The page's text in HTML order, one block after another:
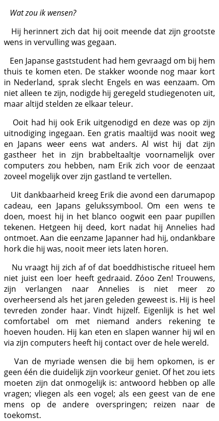
Wat zou ik wensen?
Hij herinnert zich dat hij ooit meende dat zijn grootste
wens in vervulling was gegaan.
Een Japanse gaststudent had hem gevraagd om bij hem
thuis te komen eten. De stakker woonde nog maar kort
in Nederland, sprak slecht Engels en was eenzaam. Om
niet alleen te zijn, nodigde hij geregeld studiegenoten uit,
maar altijd stelden ze elkaar teleur.
Ooit had hij ook Erik uitgenodigd en deze was op zijn
uitnodiging ingegaan. Een gratis maaltijd was nooit weg
en Japans weer eens wat anders. Al wist hij dat zijn
gastheer het in zijn brabbeltaaltje voornamelijk over
computers zou hebben, nam Erik zich voor de eenzaat
zoveel mogelijk over zijn gastland te vertellen.
Uit dankbaarheid kreeg Erik die avond een darumapop
cadeau, een Japans gelukssymbool. Om een wens te
doen, moest hij in het blanco oogwit een paar pupillen
tekenen. Hetgeen hij deed, kort nadat hij Annelies had
ontmoet. Aan die eenzame Japanner had hij, ondankbare
hork die hij was, nooit meer iets laten horen.
Nu vraagt hij zich af of dat boeddhistische ritueel hem
niet juist een loer heeft gedraaid. Zóoo Zen! Trouwens,
zijn verlangen naar Annelies is niet meer zo
overheersend als het jaren geleden geweest is. Hij is heel
tevreden zonder haar. Vindt hijzelf. Eigenlijk is het wel
comfortabel om met niemand anders rekening te
hoeven houden. Hij kan eten en slapen wanner hij wil en
via zijn computers heeft hij contact over de hele wereld.
Van de myriade wensen die bij hem opkomen, is er
geen één die duidelijk zijn voorkeur geniet. Of het zou iets
moeten zijn dat onmogelijk is: antwoord hebben op alle
vragen; vliegen als een vogel; als een geest van de ene
mens op de andere overspringen; reizen naar de
toekomst.